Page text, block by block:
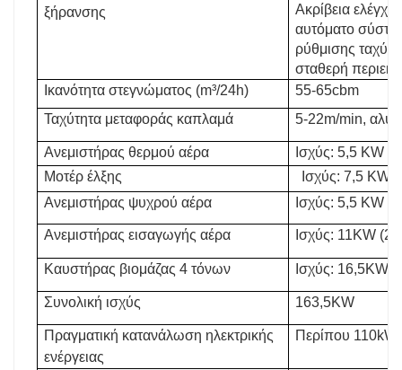
ξήρανσης
Ακρίβεια
αυτόματο
ρύθμισης
σταθερή
Ικανότητα στεγνώματος (m³/24h)
55-65cbm
Ταχύτητα μεταφοράς καπλαμά
5-22m/min,
Ανεμιστήρας θερμού αέρα
Ισχύς: 5,5 KW (9
Μοτέρ έλξης
Ισχύς: 7,5 KW,
Ανεμιστήρας ψυχρού αέρα
Ισχύς: 5,5 KW (1
Ανεμιστήρας εισαγωγής αέρα Ισχύς: 11KW (2
Καυστήρας βιομάζας 4 τόνων Ισχύς: 16,5KW
Συνολική ισχύς 163,5KW
Πραγματική κατανάλωση ηλεκτρικής
ενέργειας
Περίπου